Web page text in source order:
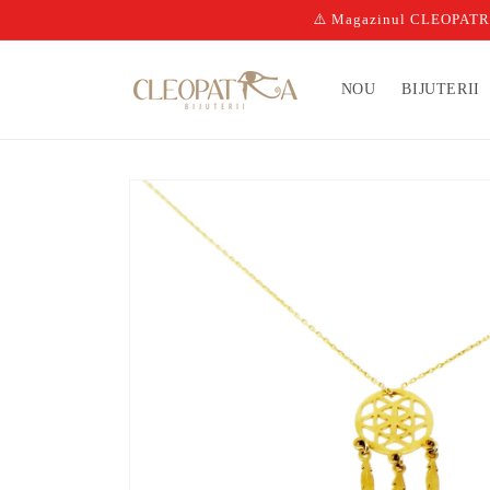
⚠️ Magazinul
NOU BIJUTERII
informațiile
despre
produs